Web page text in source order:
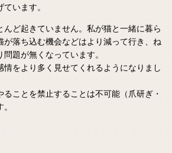
います。
んど起きていません。私が猫と一緒に暮ら
が落ち込む機会などはより減って行き、ね
題が無くなっています。
情をより多く見せてくれるようになりまし
ことを禁止することは不可能（爪研ぎ・